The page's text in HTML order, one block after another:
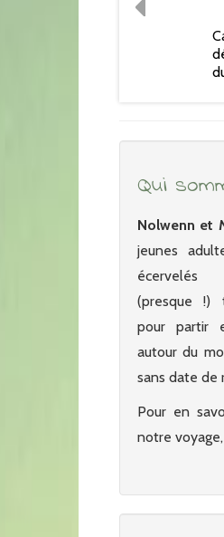
Qui
Nolwenn et
jeunes
(presque !)
pour partir
autour du
sans date de
Pour en
notre voyage,